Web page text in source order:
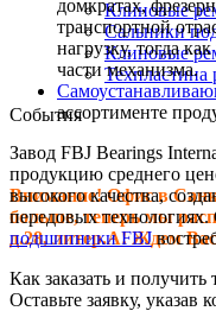
Клиновые
Сальники
Клиновые
Техпластина
События
Внимание! Офис в
больше, теперь мы
д.28, литер.А! Ждем
домкратах,
транспортной
нагрузку, тогда
части механизма.
ассортименте
Завод FBJ Bearings
продукцию среднего
высокого качества,
передовых технологиях.
подшипники FBJ
Как заказать и получить
Оставьте заявку, указав